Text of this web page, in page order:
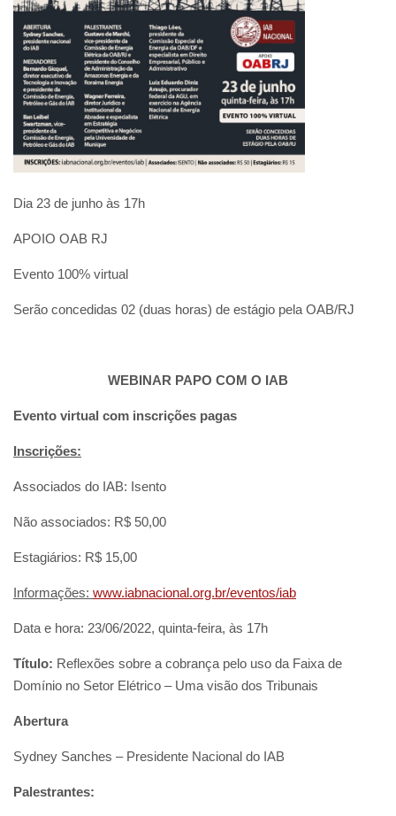
Dia 23 de junho às 17h
APOIO OAB RJ
Evento 100% virtual
Serão concedidas 02 (duas horas) de estágio pela OAB/RJ
WEBINAR PAPO COM O IAB
Evento virtual com inscrições pagas
Inscrições:
Associados do IAB: Isento
Não associados: R$ 50,00
Estagiários: R$ 15,00
Informações: www.iabnacional.org.br/eventos/iab
Data e hora: 23/06/2022, quinta-feira, às 17h
Título: Reflexões sobre a cobrança pelo uso da Faixa de
Domínio no Setor Elétrico – Uma visão dos Tribunais
Abertura
Sydney Sanches – Presidente Nacional do IAB
Palestrantes: